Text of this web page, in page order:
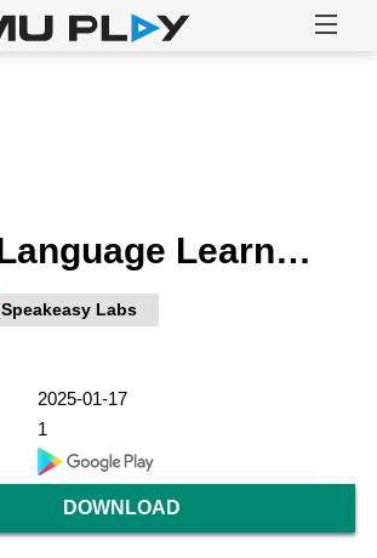
Speak - Language Learning
Speakeasy Labs
2025-01-17
1
DOWNLOAD